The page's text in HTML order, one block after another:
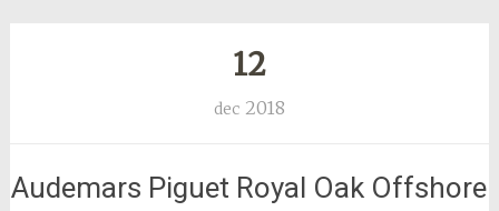
12
dec 2018
Audemars Piguet Royal Oak Offshore